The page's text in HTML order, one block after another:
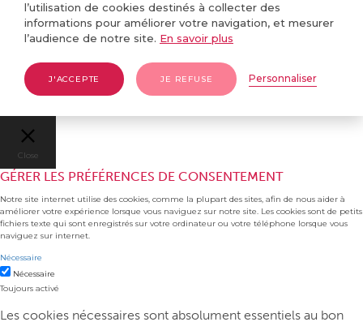
l’utilisation de cookies destinés à collecter des
informations pour améliorer votre navigation, et mesurer
l’audience de notre site. En savoir plus
J'ACCEPTE JE REFUSE Personnaliser
Close
GÉRER LES PRÉFÉRENCES DE CONSENTEMENT
Notre site internet utilise des cookies, comme la plupart des sites, afin de nous aider à
améliorer votre expérience lorsque vous naviguez sur notre site. Les cookies sont de petits
fichiers texte qui sont enregistrés sur votre ordinateur ou votre téléphone lorsque vous
naviguez sur internet.
Nécessaire
Nécessaire
Toujours activé
Les cookies nécessaires sont absolument essentiels au bon